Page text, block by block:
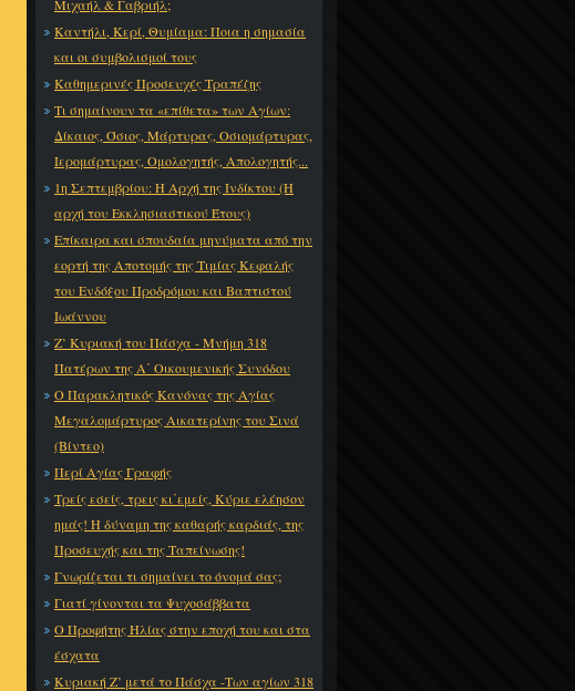
Μιχαήλ & Γαβριήλ;
Καντήλι, Κερί, Θυμίαμα: Ποια η σημασία
και οι συμβολισμοί τους
Καθημερινές Προσευχές Τραπέζης
Τι σημαίνουν τα «επίθετα» των Αγίων:
Δίκαιος, Όσιος, Μάρτυρας, Οσιομάρτυρας,
Ιερομάρτυρας, Ομολογητής, Απολογητής...
1η Σεπτεμβρίου: Η Αρχή της Ινδίκτου (Η
αρχή του Εκκλησιαστικού Έτους)
Επίκαιρα και σπουδαία μηνύματα από την
εορτή της Αποτομής της Τιμίας Κεφαλής
του Ενδόξου Προδρόμου και Βαπτιστού
Ιωάννου
Ζ’ Κυριακή του Πάσχα - Μνήμη 318
Πατέρων της Α΄ Οικουμενικής Συνόδου
Ο Παρακλητικός Κανόνας της Αγίας
Μεγαλομάρτυρος Αικατερίνης του Σινά
(Βίντεο)
Περί Αγίας Γραφής
Τρείς εσείς, τρεις κι΄εμείς, Κύριε ελέησον
ημάς! Η δύναμη της καθαρής καρδιάς, της
Προσευχής και της Ταπείνωσης!
Γνωρίζεται τι σημαίνει το όνομά σας;
Γιατί γίνονται τα Ψυχοσάββατα
Ο Προφήτης Ηλίας στην εποχή του και στα
έσχατα
Kυριακή Ζ’ μετά το Πάσχα -Των αγίων 318